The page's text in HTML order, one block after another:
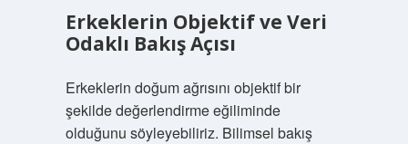
Erkeklerin Objektif ve Veri
Odaklı Bakış Açısı
Erkeklerin doğum ağrısını objektif bir
şekilde değerlendirme eğiliminde
olduğunu söyleyebiliriz. Bilimsel bakış